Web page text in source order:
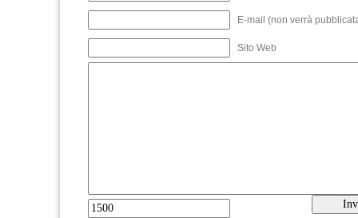
E-mail (non verrà
Sito Web